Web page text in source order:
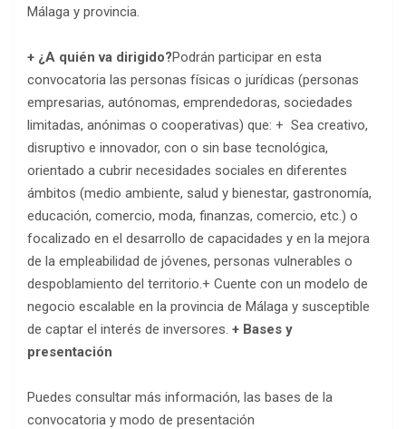
Málaga y provincia.
+ ¿A quién va dirigido?Podrán participar en esta
convocatoria las personas físicas o jurídicas (personas
empresarias, autónomas, emprendedoras, sociedades
limitadas, anónimas o cooperativas) que: + Sea creativo,
disruptivo e innovador, con o sin base tecnológica,
orientado a cubrir necesidades sociales en diferentes
ámbitos (medio ambiente, salud y bienestar, gastronomía,
educación, comercio, moda, finanzas, comercio, etc.) o
focalizado en el desarrollo de capacidades y en la mejora
de la empleabilidad de jóvenes, personas vulnerables o
despoblamiento del territorio.+ Cuente con un modelo de
negocio escalable en la provincia de Málaga y susceptible
de captar el interés de inversores. + Bases y
presentación
Puedes consultar más información, las bases de la
convocatoria y modo de presentación